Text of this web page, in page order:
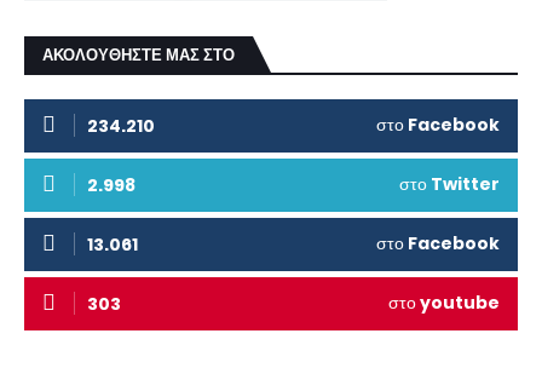
ΑΚΟΛΟΥΘΗΣΤΕ ΜΑΣ ΣΤΟ
234.210 στο Facebook
2.998 στο Twitter
13.061 στο Facebook
303 στοyoutube